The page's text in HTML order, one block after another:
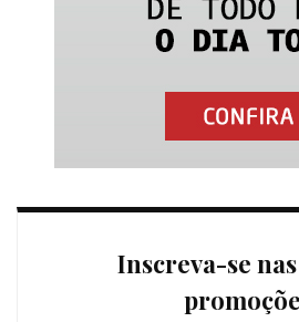
Inscreva-se